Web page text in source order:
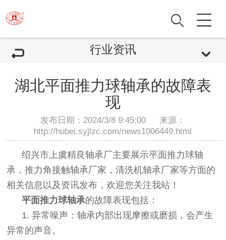
行业资讯
湖北平面推力球轴承的故障表
现
发布日期：2024/3/8 9:45:00 来源：
http://hubei.syjlzc.com/news1006449.html
绍兴市上虞精良轴承厂主要展示平面推力球轴
承 ，推力角接触轴承厂家，清洗机轴承厂家等方面的
相关信息以及资讯发布，欢迎您关注我站！
平面推力球轴承的故障表现包括：
1. 异常噪声：轴承内部出现摩擦或磨损，会产生
异常的声音。